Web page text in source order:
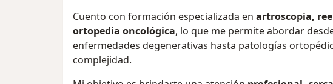
Cuento con formación especializada en artroscopia,
ortopedia oncológica, lo que me permite abordar
enfermedades degenerativas hasta patologías
complejidad.